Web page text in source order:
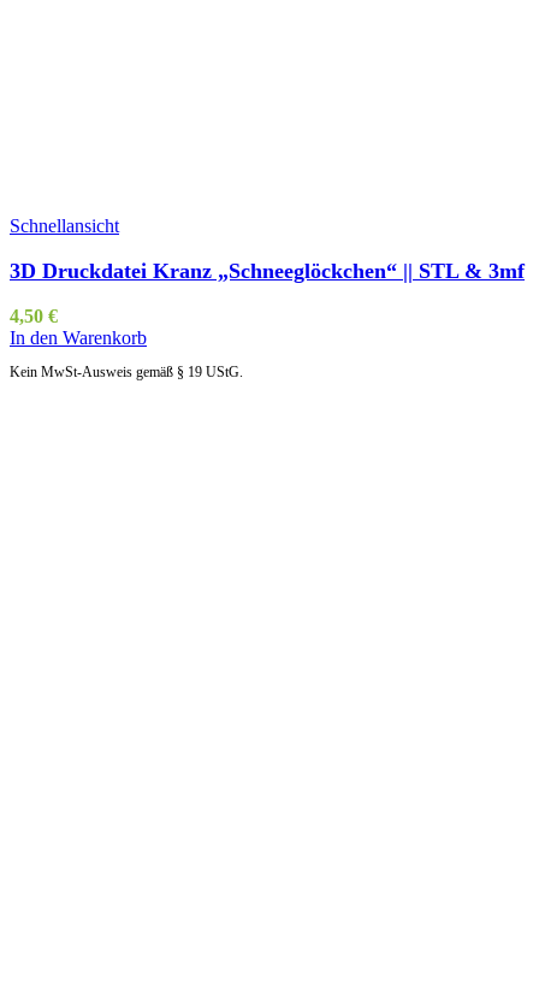
Schnellansicht
3D Druckdatei Kranz „Schneeglöckchen“ || STL & 3mf
4,50 €
In den Warenkorb
Kein MwSt-Ausweis gemäß § 19 UStG.